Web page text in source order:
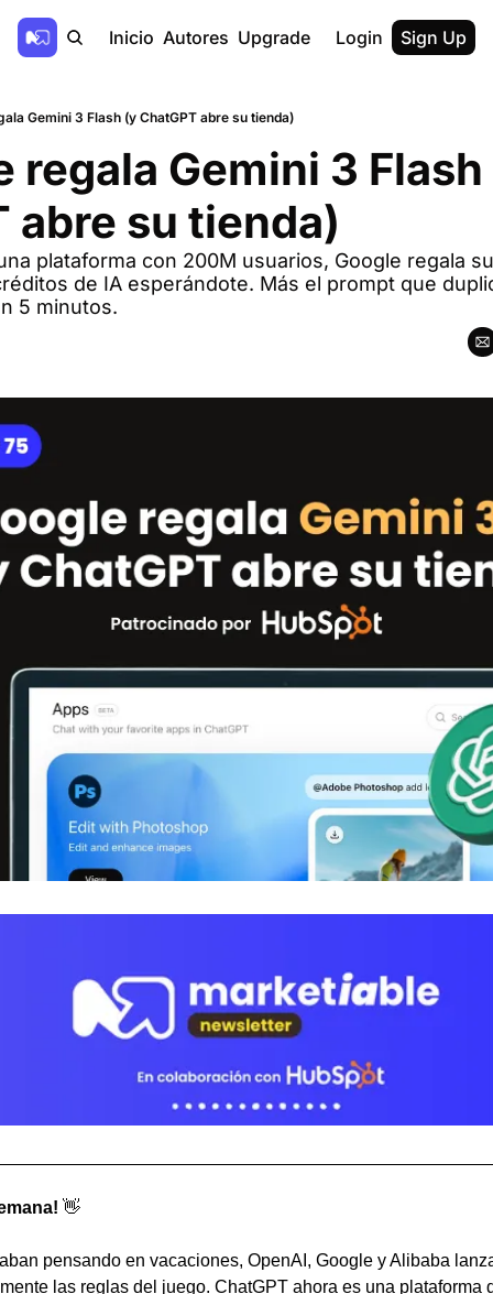
Inicio Autores Upgrade Login Sign Up
Gemini 3 Flash (y ChatGPT abre su tienda)
regala Gemini 3
abre su tienda)
plataforma con 200M usuarios, Google regala
de IA esperándote. Más el prompt que
5 minutos.
👋
pensando en vacaciones, OpenAI, Google y Alibaba
las reglas del juego. ChatGPT ahora es una plataforma